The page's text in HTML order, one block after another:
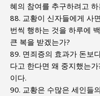
혜의 참여를 추구하려고 하
88. 교황이 신자들에게 사
번씩 행하는 것을 하루에
큰 복을 받겠는가?
89. 면죄증의 효과가 돈보
다고 한다면 왜 중지했는
이다.
90. 교황은 수많은 세인들